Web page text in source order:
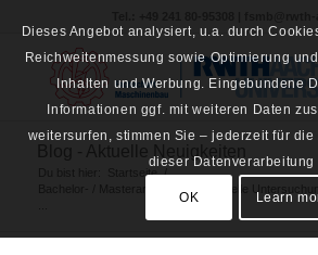
Startseite /
Dieses Angebot analysiert, u.a. durch
Reichweitenmessung sowie Optimierung
Inhalten und Werbung. Eingebundene
Informationen ggf. mit weiteren Daten
weitersurfen, stimmen Sie – jederzeit für
dieser Datenverarbeitung
OK Learn